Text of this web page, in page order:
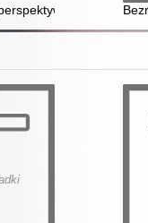
i członkami ich rodzin